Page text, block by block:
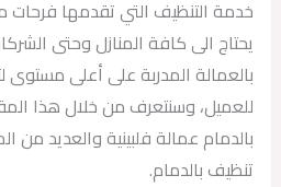
خدمة التنظيف التي تقدمها فرحات
يحتاج الى كافة المنازل وحتى
بالعمالة المدربة على أعلى
للعميل، وسنتعرف من خلال هذا
بالدمام عمالة فلبينية والعديد
تنظيف بالدمام.